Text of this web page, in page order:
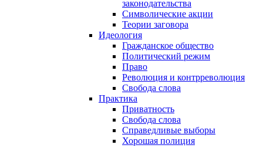
законодательства
Символические акции
Теории заговора
Идеология
Гражданское общество
Политический режим
Право
Революция и контрреволюция
Свобода слова
Практика
Приватность
Свобода слова
Справедливые выборы
Хорошая полиция